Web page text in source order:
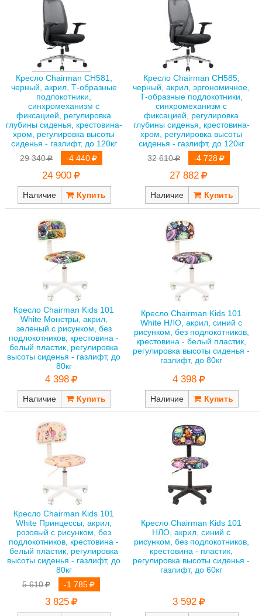
Кресло Chairman CH581,
черный, акрил, Т-образные
подлокотники,
синхромеханизм с
фиксацией, регулировка
глубины сиденья, крестовина-
хром, регулировка высоты
сиденья - газлифт, до 120кг
29 340
-4 440
24 900
Наличие
Кресло Chairman CH585,
черный, акрил, эргономичное,
Т-образные подлокотники,
синхромеханизм с
фиксацией, регулировка
глубины сиденья, крестовина-
хром, регулировка высоты
сиденья - газлифт, до 120кг
32 610
-4 728
27 882
Наличие
Кресло Chairman Kids 101
White Монстры, акрил,
зеленый с рисунком, без
подлокотников, крестовина -
белый пластик, регулировка
высоты сиденья - газлифт, до
80кг
4 398
Наличие
Кресло Chairman Kids 101
White НЛО, акрил, синий с
рисунком, без подлокотников,
крестовина - белый пластик,
регулировка высоты сиденья -
газлифт, до 80кг
4 398
Наличие
Кресло Chairman Kids 101
White Принцессы, акрил,
розовый с рисунком, без
подлокотников, крестовина -
белый пластик, регулировка
высоты сиденья - газлифт, до
80кг
5 610
-1 785
3 825
Кресло Chairman Kids 101
НЛО, акрил, синий с
рисунком, без подлокотников,
крестовина - пластик,
регулировка высоты сиденья -
газлифт, до 60кг
3 592